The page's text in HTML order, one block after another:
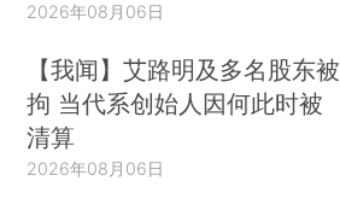
2026年08月06日
【我闻】艾路明及多名股东被
拘 当代系创始人因何此时被
清算
2026年08月06日